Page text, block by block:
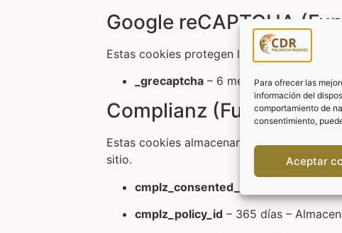
Para ofrecer las
información del
comportamiento de
consentimiento,
Aceptar
Google reCAPTCHA
Estas cookies protegen los formularios
_grecaptcha – 6 meses –
Complianz (Funcional)
Estas cookies almacenan tus
sitio.
cmplz_consented_services
cmplz_policy_id – 365 días –